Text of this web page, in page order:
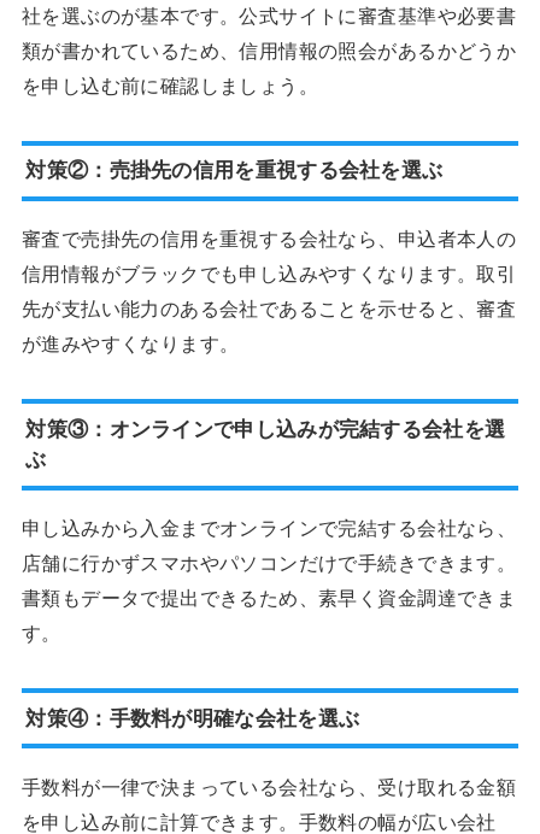
社を選ぶのが基本です。公式サイトに審査基準や必要書
類が書かれているため、信用情報の照会があるかどうか
を申し込む前に確認しましょう。
対策②：売掛先の信用を重視する会社を選ぶ
審査で売掛先の信用を重視する会社なら、申込者本人の
信用情報がブラックでも申し込みやすくなります。取引
先が支払い能力のある会社であることを示せると、審査
が進みやすくなります。
対策③：オンラインで申し込みが完結する会社を選
ぶ
申し込みから入金までオンラインで完結する会社なら、
店舗に行かずスマホやパソコンだけで手続きできます。
書類もデータで提出できるため、素早く資金調達できま
す。
対策④：手数料が明確な会社を選ぶ
手数料が一律で決まっている会社なら、受け取れる金額
を申し込み前に計算できます。手数料の幅が広い会社